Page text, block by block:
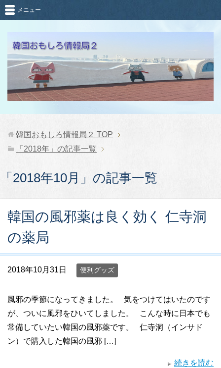
メニュー
韓国おもしろ情報局２ TOP
「2018年」の記事一覧
「2018年10月」の記事一覧
韓国の風邪薬は良く効く 仁寺洞
の薬局
2018年10月31日 便利グッズ
風邪の季節になってきました。 気をつけてはいたのです
が、ついに風邪をひいてしました。 こんな時に日本でも
常備していたい韓国の風邪薬です。 仁寺洞（インサド
ン）で購入した韓国の風邪 […]
続きを読む